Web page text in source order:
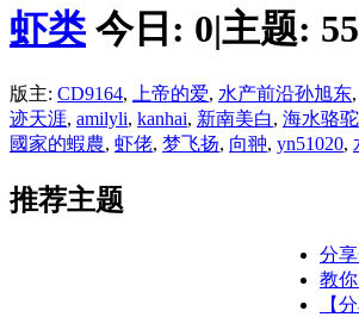
江门旺海饲料
虾类 今日: 0|主题:
版主: CD9164, 上帝的爱, 水产前沿孙旭东,
迹天涯, amilyli, kanhai, 新南美白, 海水骆驼
國家的蝦農, 虾佬, 梦飞扬, 向翀, yn51020,
推荐主题
分
教
【